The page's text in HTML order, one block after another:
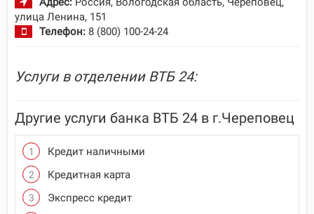
улица Ленина, 151
Телефон: 8 (800) 100-24-24
Услуги в отделении ВТБ 24:
Другие услуги банка ВТБ 24 в г.Череповец
Кредит наличными
Кредитная карта
Экспресс кредит